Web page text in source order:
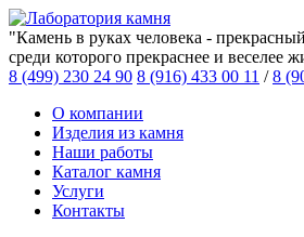
"Камень в руках человека -
среди которого прекраснее и
8 (499) 230 24 90 8 (916) 433 00 11 /8
О компании
Изделия из камня
Наши работы
Каталог камня
Услуги
Контакты